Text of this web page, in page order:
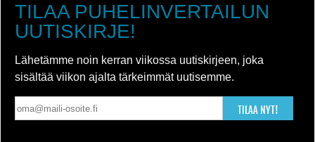
TILAA PUHELINVERTAILUN
UUTISKIRJE!
Lähetämme noin kerran viikossa uutiskirjeen, joka
sisältää viikon ajalta tärkeimmät uutisemme.
TILAA NYT!